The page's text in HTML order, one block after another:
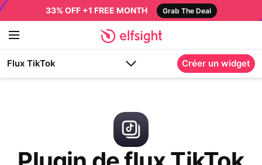
33% OFF +1 FREE MONTH Grab The Deal
Flux TikTok Créer un widget